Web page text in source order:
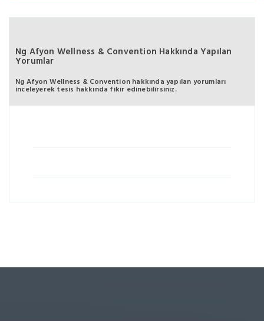
Ng Afyon Wellness & Convention Hakkında Yapılan
Yorumlar
Ng Afyon Wellness & Convention hakkında yapılan yorumları
inceleyerek tesis hakkında fikir edinebilirsiniz.